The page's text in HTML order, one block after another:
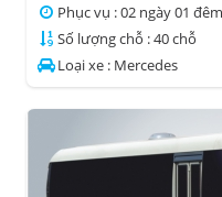
Phục vụ : 02 ngày 01 đêm
Số lượng chỗ : 40 chỗ
Loại xe : Mercedes